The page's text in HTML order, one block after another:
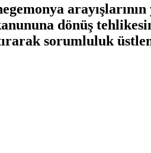
dönüş
sorumluluk